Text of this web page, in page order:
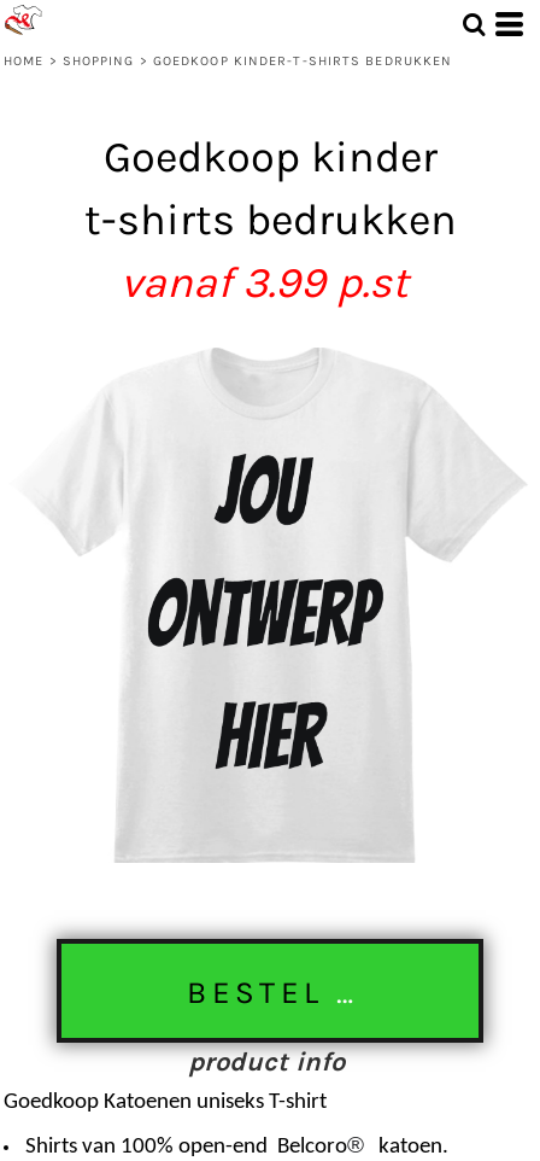
HOME > SHOPPING > GOEDKOOP KINDER-T-SHIRTS BEDRUKKEN
Goedkoop kinder
t-shirts bedrukken
vanaf 3.99 p.st
BESTEL NU
product info
Goedkoop Katoenen uniseks T-shirt
Shirts van 100% open-end Belcoro® katoen.